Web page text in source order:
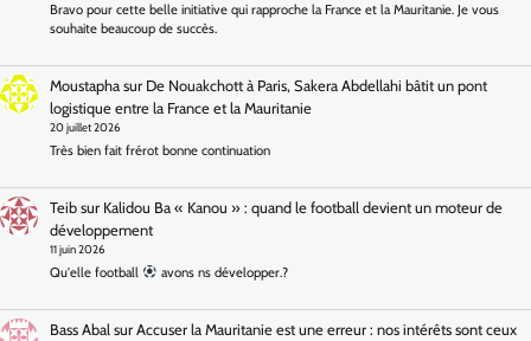
Bravo pour cette belle initiative qui rapproche la France et la Mauritanie. Je vous
souhaite beaucoup de succès.
Moustaphasur De Nouakchott à Paris, Sakera Abdellahi bâtit un pont
logistique entre la France et la Mauritanie
20 juillet 2026
Très bien fait frérot bonne continuation
Teibsur Kalidou Ba « Kanou » : quand le football devient un moteur de
développement
11 juin 2026
Qu'elle football avons ns développer.?
Bass Abalsur Accuser la Mauritanie est une erreur : nos intérêts sont ceux